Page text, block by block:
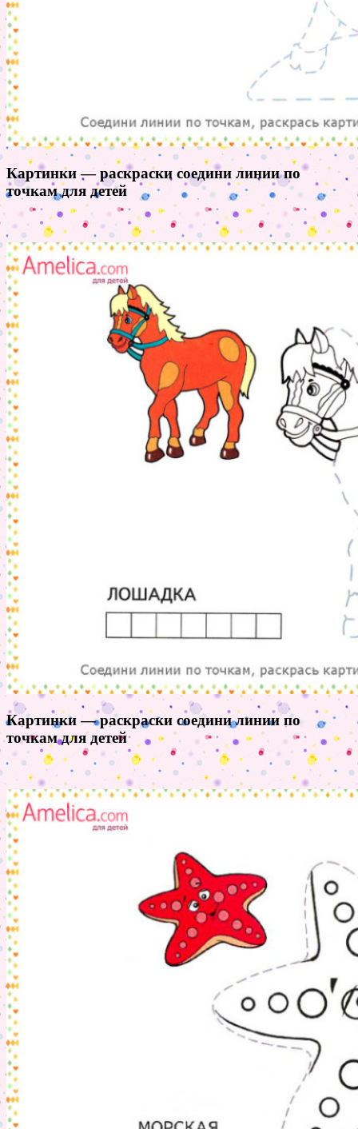
Картинки — раскраски соедини линии по
точкам для детей
Картинки — раскраски соедини линии по
точкам для детей